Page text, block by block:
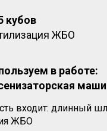
кубов
ЖБО
в работе:
входит: длинный
ЖБО